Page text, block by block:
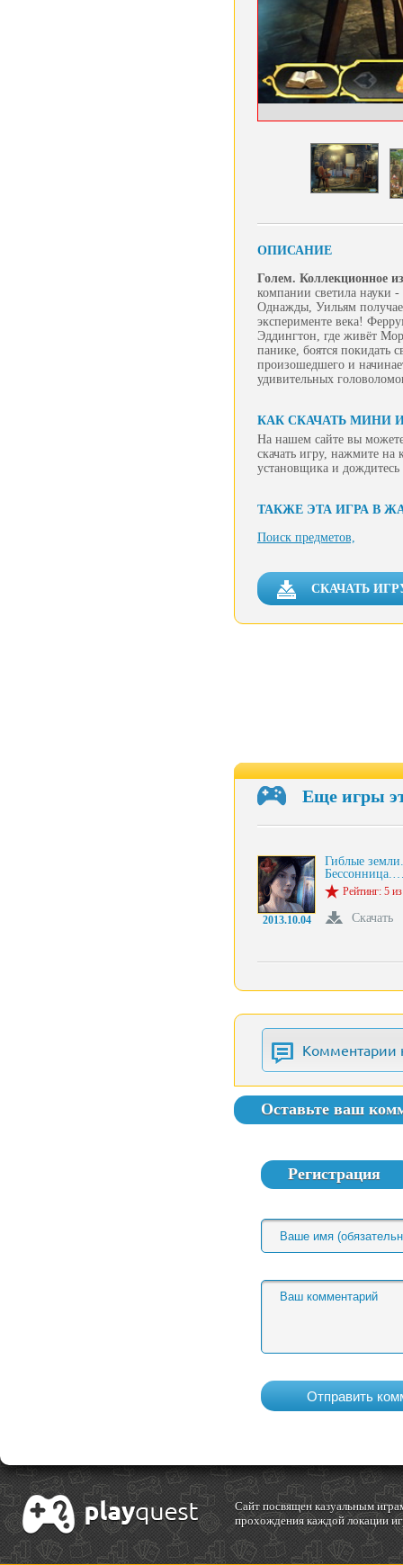
ОПИСАНИЕ
Голем. Коллекционное
компании светила науки
Однажды, Уильям
эксперименте века!
Эддингтон, где живёт
панике, боятся покидать
произошедшего и
удивительных
КАК СКАЧАТЬ МИНИ
На нашем сайте вы
скачать игру, нажмите на
установщика и
ТАКЖЕ ЭТА ИГРА В
Поиск предметов,
СКАЧАТЬ
Еще игры
2013.10.04
Гиблые земли.
Рейтинг: 5
Скачать
Комментарии
Оставьте ваш
Регистрация
Cайт посвящен казуальным
прохождения каждой локации